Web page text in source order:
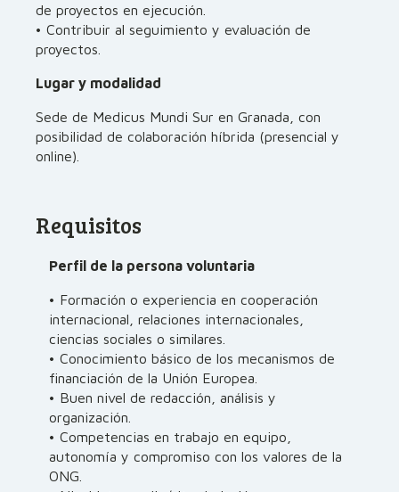
de proyectos en ejecución.
• Contribuir al seguimiento y evaluación de
proyectos.
Lugar y modalidad
Sede de Medicus Mundi Sur en Granada, con
posibilidad de colaboración híbrida (presencial y
online).
Requisitos
Perfil de la persona voluntaria
• Formación o experiencia en cooperación
internacional, relaciones internacionales,
ciencias sociales o similares.
• Conocimiento básico de los mecanismos de
financiación de la Unión Europea.
• Buen nivel de redacción, análisis y
organización.
• Competencias en trabajo en equipo,
autonomía y compromiso con los valores de la
ONG.